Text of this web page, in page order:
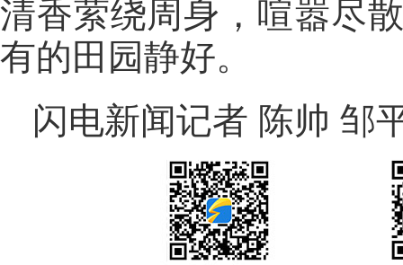
清香萦绕周身，喧嚣尽
有的田园静好。
闪电新闻记者 陈帅 邹